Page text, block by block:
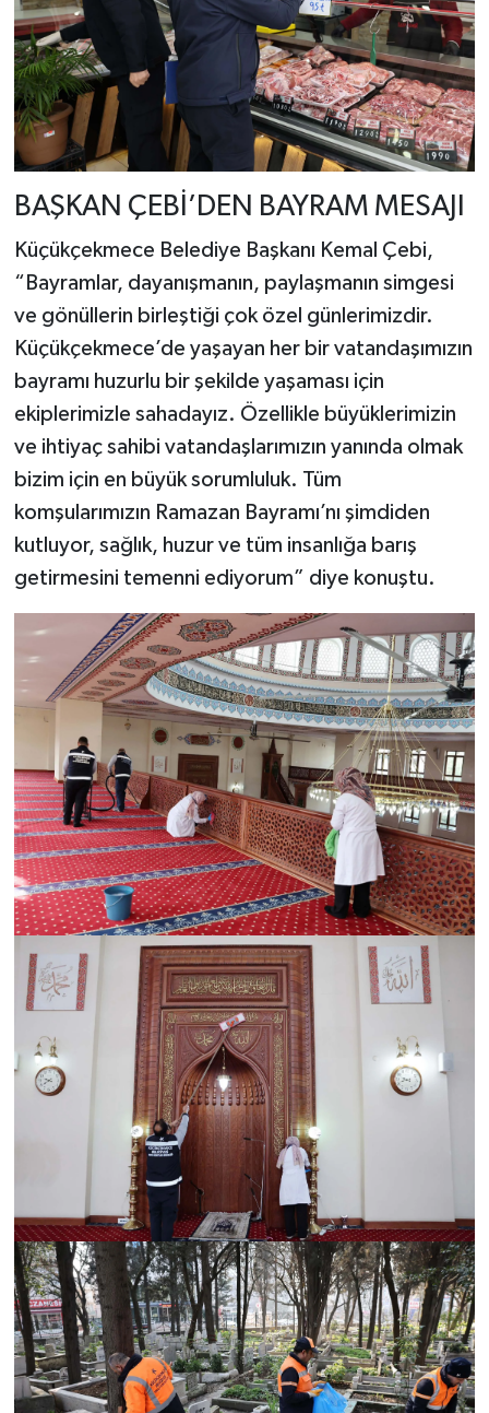
BAŞKAN ÇEBİ’DEN BAYRAM MESAJI
Küçükçekmece Belediye Başkanı Kemal Çebi,
“Bayramlar, dayanışmanın, paylaşmanın simgesi
ve gönüllerin birleştiği çok özel günlerimizdir.
Küçükçekmece’de yaşayan her bir vatandaşımızın
bayramı huzurlu bir şekilde yaşaması için
ekiplerimizle sahadayız. Özellikle büyüklerimizin
ve ihtiyaç sahibi vatandaşlarımızın yanında olmak
bizim için en büyük sorumluluk. Tüm
komşularımızın Ramazan Bayramı’nı şimdiden
kutluyor, sağlık, huzur ve tüm insanlığa barış
getirmesini temenni ediyorum” diye konuştu.